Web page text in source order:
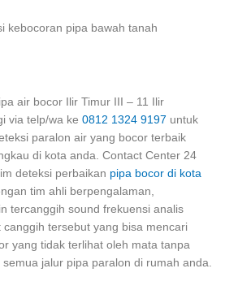
air bocor Ilir Timur III – 11 Ilir
via telp/wa ke0812 1324 9197 untuk
paralon air yang bocor terbaik
di kota anda. Contact Center 24
deteksi perbaikan pipa bocor di kota
tim ahli berpengalaman,
tercanggih sound frekuensi analis
tersebut yang bisa mencari
yang tidak terlihat oleh mata tanpa
jalur pipa paralon di rumah anda.